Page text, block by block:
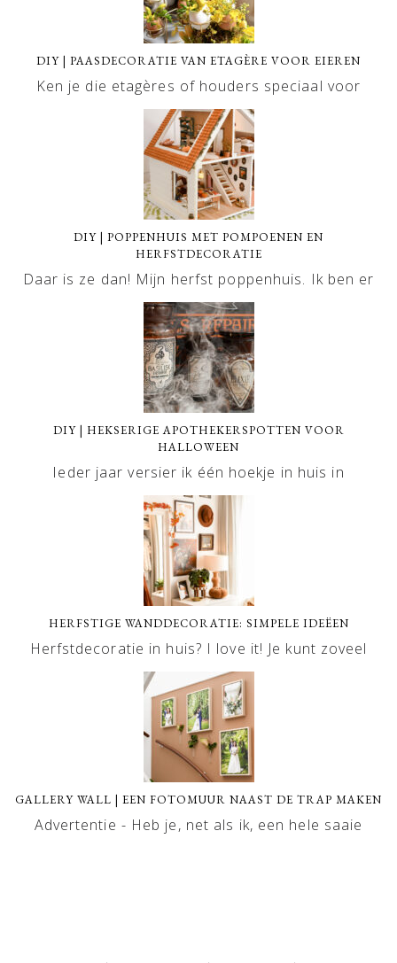
DIY | PAASDECORATIE VAN ETAGÈRE VOOR EIEREN
Ken je die etagères of houders speciaal voor
DIY | POPPENHUIS MET POMPOENEN EN
HERFSTDECORATIE
Daar is ze dan! Mijn herfst poppenhuis. Ik ben er
DIY | HEKSERIGE APOTHEKERSPOTTEN VOOR
HALLOWEEN
Ieder jaar versier ik één hoekje in huis in
HERFSTIGE WANDDECORATIE: SIMPELE IDEËEN
Herfstdecoratie in huis? I love it! Je kunt zoveel
GALLERY WALL | EEN FOTOMUUR NAAST DE TRAP MAKEN
Advertentie - Heb je, net als ik, een hele saaie